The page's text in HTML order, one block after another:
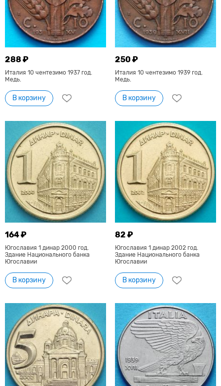
288 ₽
Италия 10 чентезимо 1937 год.
Медь.
В корзину
250 ₽
Италия 10 чентезимо 1939 год.
Медь.
В корзину
164 ₽
Югославия 1 динар 2000 год.
Здание Национального банка
Югославии
В корзину
82 ₽
Югославия 1 динар 2002 год.
Здание Национального банка
Югославии
В корзину